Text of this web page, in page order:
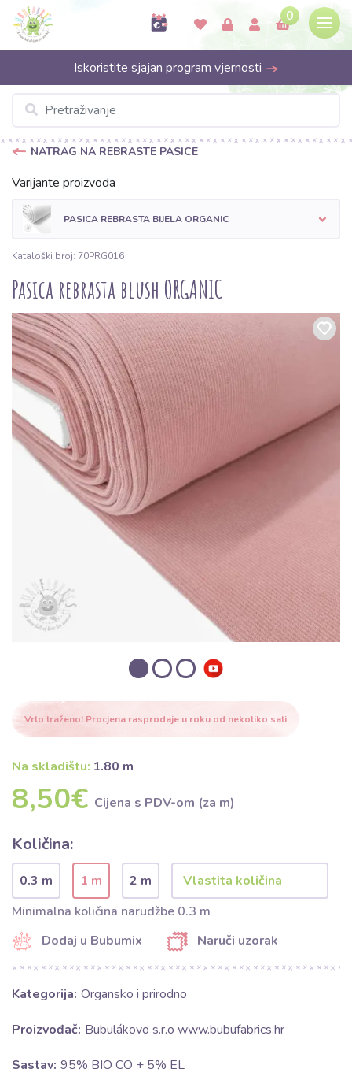
0
Iskoristite sjajan program vjernosti
NATRAG NA REBRASTE PASICE
Varijante proizvoda
PASICA REBRASTA BIJELA ORGANIC
Kataloški broj: 70PRG016
Pasica rebrasta blush ORGANIC
Vrlo traženo! Procjena rasprodaje u roku od nekoliko sati
Na skladištu: 1.80 m
8,50€ Cijena s PDV-om (za m)
Količina:
0.3 m 1 m
2 m
Minimalna količina narudžbe 0.3 m
Dodaj u Bubumix
Naruči uzorak
Kategorija: Organsko i prirodno
Proizvođač: Bubulákovo s.r.o www.bubufabrics.hr
Sastav: 95% BIO CO + 5% EL